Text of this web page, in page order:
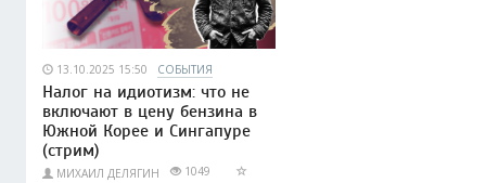
13.10.2025 15:50 СОБЫТИЯ
Налог на идиотизм: что не
включают в цену бензина в
Южной Корее и Сингапуре
(стрим)
МИХАИЛ ДЕЛЯГИН 1049